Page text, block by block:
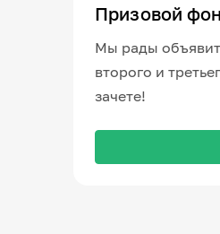
Призовой
Мы рады
второго и
зачете!